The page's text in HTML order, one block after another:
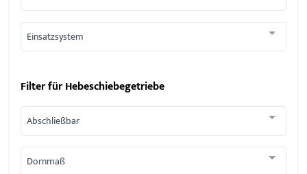
Einsatzsystem
Filter fürHebeschiebegetriebe
Abschließbar
Dornmaß